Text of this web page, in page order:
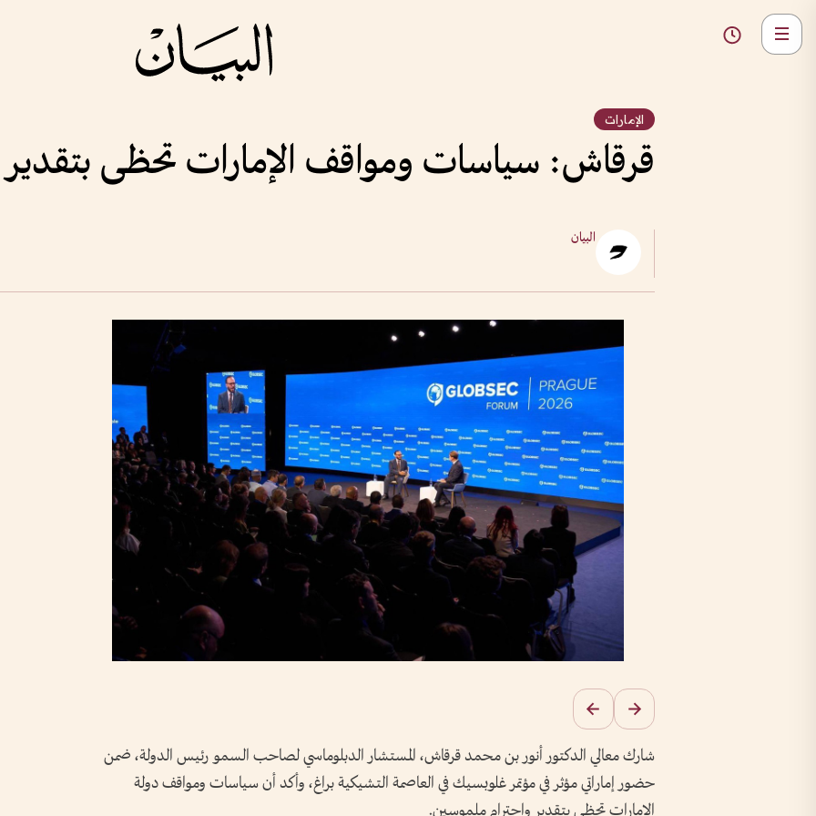
الإمارات
قرقاش: سياسات ومواقف الإمارات تحظى
البيان
شارك معالي الدكتور أنور بن محمد قرقاش، المستشار الدبلوماسي لصاحب السمو رئيس الدولة، ضمن
حضور إماراتي مؤثر في مؤتمر غلوبسيك في العاصمة التشيكية براغ، وأكد أن سياسات ومواقف دولة
الإمارات تحظى بتقدير واحترام ملموسين.